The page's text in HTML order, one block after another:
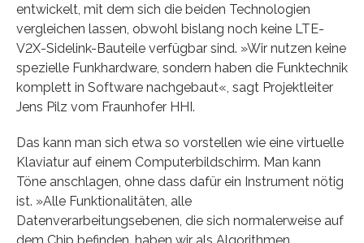
entwickelt, mit dem sich die beiden Technologien
vergleichen lassen, obwohl bislang noch keine LTE-
V2X-Sidelink-Bauteile verfügbar sind. »Wir nutzen keine
spezielle Funkhardware, sondern haben die Funktechnik
komplett in Software nachgebaut«, sagt Projektleiter
Jens Pilz vom Fraunhofer HHI.
Das kann man sich etwa so vorstellen wie eine virtuelle
Klaviatur auf einem Computerbildschirm. Man kann
Töne anschlagen, ohne dass dafür ein Instrument nötig
ist. »Alle Funktionalitäten, alle
Datenverarbeitungsebenen, die sich normalerweise auf
dem Chip befinden, haben wir als Algorithmen